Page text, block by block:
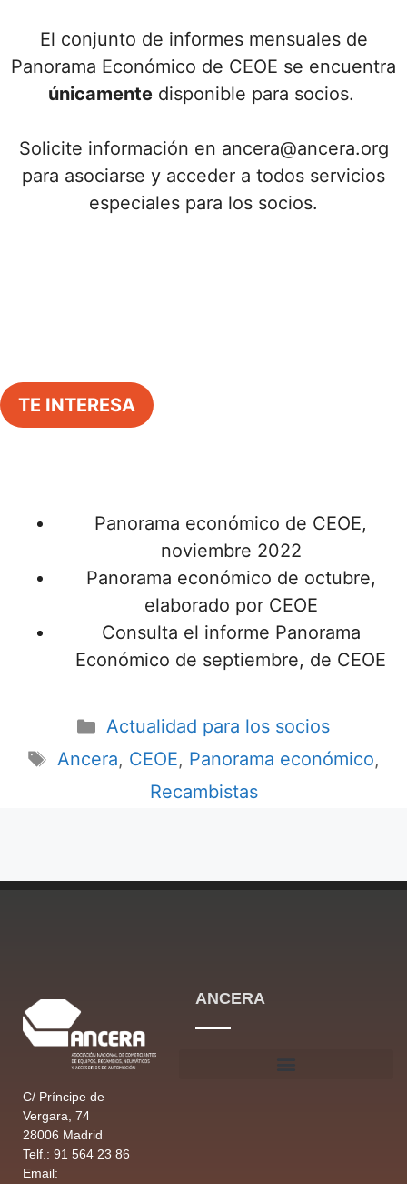
El conjunto de informes mensuales de
Panorama Económico de CEOE se encuentra
únicamentedisponible para socios.
Solicite información en ancera@ancera.org
para asociarse y acceder a todos servicios
especiales para los socios.
TE INTERESA
Panorama económico de CEOE,
noviembre 2022
Panorama económico de octubre,
elaborado por CEOE
Consulta el informe Panorama
Económico de septiembre, de CEOE
Actualidad para los socios
Ancera, CEOE, Panorama económico,
Recambistas
C/ Príncipe de
Vergara, 74
28006 Madrid
Telf.: 91 564 23 86
Email:
ANCERA